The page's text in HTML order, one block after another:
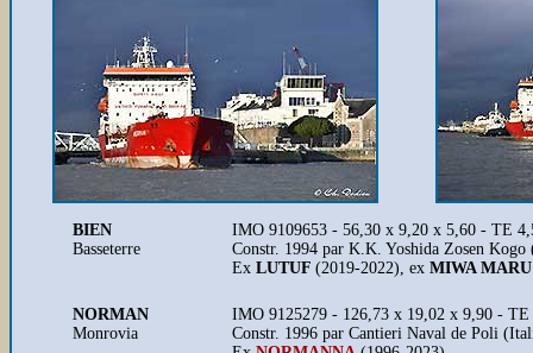
BIEN
Basseterre
IMO 9109653 - 56,30 x 9,20 x 5,60 - TE
Constr. 1994 par K.K. Yoshida Zosen
Ex LUTUF (2019-2022), ex MIWA
NORMAN
Monrovia
IMO 9125279 - 126,73 x 19,02 x 9,90 -
Constr. 1996 par Cantieri Naval de Poli